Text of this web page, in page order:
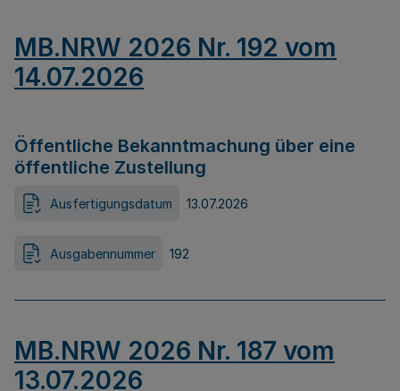
MB.NRW 2026 Nr. 192 vom
14.07.2026
Öffentliche Bekanntmachung über eine
öffentliche Zustellung
Ausfertigungsdatum 13.07.2026
Ausgabennummer 192
MB.NRW 2026 Nr. 187 vom
13.07.2026